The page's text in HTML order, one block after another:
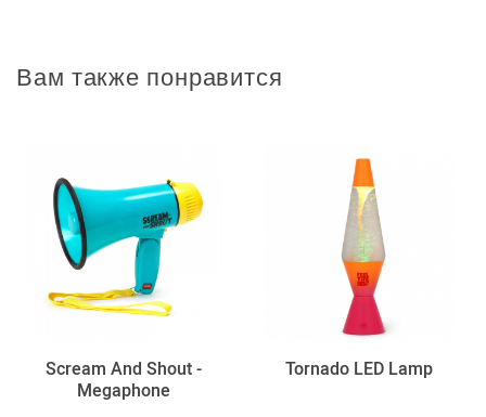
Вам также понравится
Scream And Shout -
Megaphone
Tornado LED Lamp